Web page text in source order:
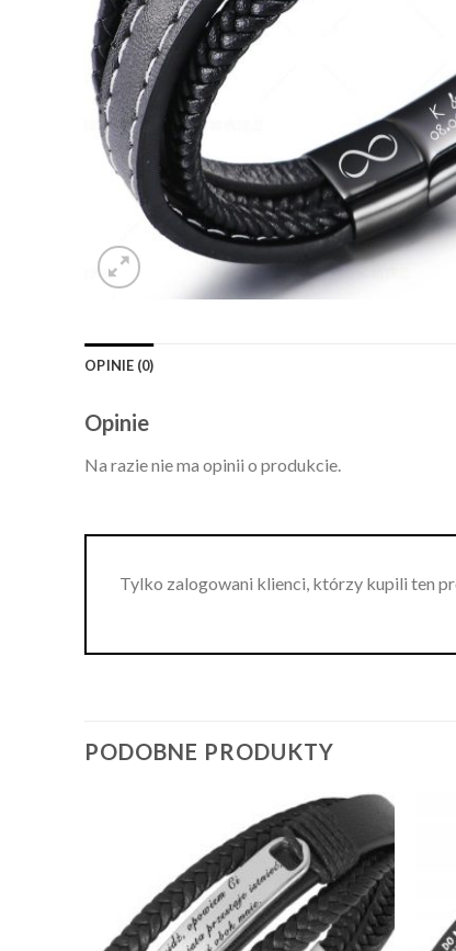
OPINIE (0)
Opinie
Na razie nie ma opinii o produkcie.
Tylko zalogowani klienci, którzy kupili ten
PODOBNE PRODUKTY